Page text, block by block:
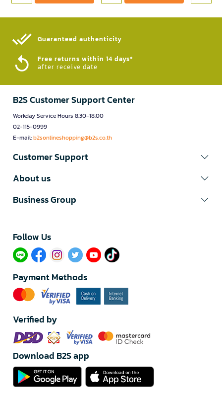
Guaranteed authenticity​
Free returns within 14 days*
after receive date
B2S Customer Support Center
Workday Service Hours 8.30-18.00
02-115-0999
E-mail:b2sonlineshopping@b2s.co.th
Customer Support
About us
Business Group
Follow Us​
Payment Methods
Verified by
Download B2S app